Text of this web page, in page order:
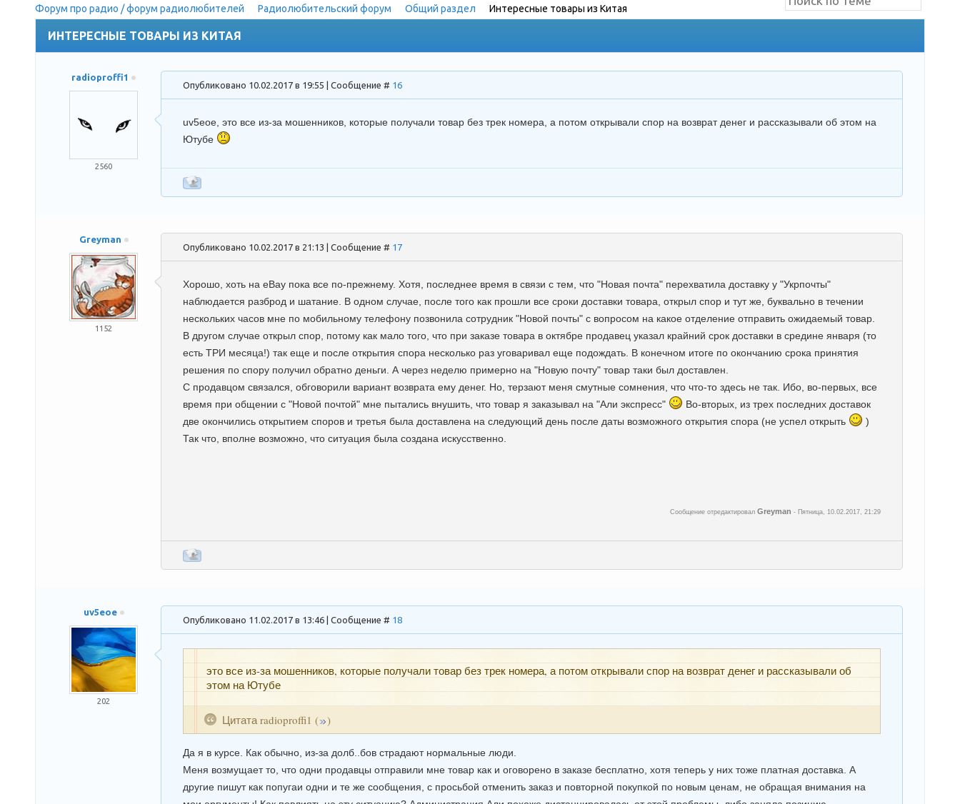
Форум про радио / форум радиолюбителей Радиолюбительский форум Общий раздел Интересные товары из Китая
ИНТЕРЕСНЫЕ ТОВАРЫ ИЗ КИТАЯ
radioproffi1
2560
Опубликовано 10.02.2017 в 19:55 | Сообщение # 16
uv5eoe , это все из-за мошенников, которые получали товар без трек номера, а потом открывали спор на возврат денег и рассказывали об этом на
Ютубе
Greyman
1152
Опубликовано 10.02.2017 в 21:13 | Сообщение # 17
Хорошо, хоть на eBay пока все по-прежнему. Хотя, последнее время в связи с тем, что "Новая почта" перехватила доставку у "Укрпочты"
наблюдается разброд и шатание. В одном случае, после того как прошли все сроки доставки товара, открыл спор и тут же, буквально в течении
нескольких часов мне по мобильному телефону позвонила сотрудник "Новой почты" с вопросом на какое отделение отправить ожидаемый товар.
В другом случае открыл спор, потому как мало того, что при заказе товара в октябре продавец указал крайний срок доставки в средине января (то
есть ТРИ месяца!) так еще и после открытия спора несколько раз уговаривал еще подождать. В конечном итоге по окончанию срока принятия
решения по спору получил обратно деньги. А через неделю примерно на "Новую почту" товар таки был доставлен.
С продавцом связался, обговорили вариант возврата ему денег. Но, терзают меня смутные сомнения, что что-то здесь не так. Ибо, во-первых, все
время при общении с "Новой почтой" мне пытались внушить, что товар я заказывал на "Али экспресс"
Во-вторых, из трех последних доставок
две окончились открытием споров и третья была доставлена на следующий день после даты возможного открытия спора (не успел открыть
)
Так что, вполне возможно, что ситуация была создана искусственно.
Сообщение отредактировал Greyman - Пятница, 10.02.2017, 21:29
uv5eoe
202
Опубликовано 11.02.2017 в 13:46 | Сообщение # 18
Цитата radioproffi1 ( )
это все из-за мошенников, которые получали товар без трек номера, а потом открывали спор на возврат денег и рассказывали об
этом на Ютубе
Да я в курсе. Как обычно, из-за долб..бов страдают нормальные люди.
Меня возмущает то, что одни продавцы отправили мне товар как и оговорено в заказе бесплатно, хотя теперь у них тоже платная доставка. А
другие пишут как попугаи одни и те же сообщения, с просьбой отменить заказ и повторной покупкой по новым ценам, не обращая внимания на